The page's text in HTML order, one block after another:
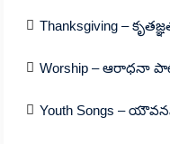
Thanksgiving –
Worship – ఆరాధనా
Youth Songs –